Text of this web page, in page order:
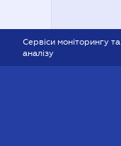
Сервіси моніторингу та
аналізу